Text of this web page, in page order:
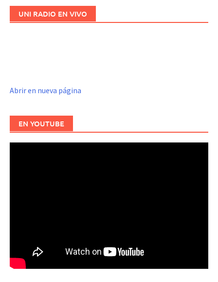
UNI RADIO EN VIVO
Abrir en nueva página
EN YOUTUBE